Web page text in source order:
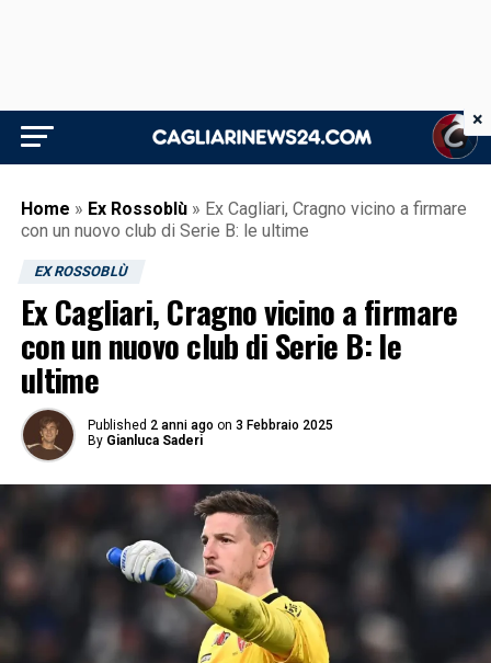
Home » Ex Rossoblù » Ex Cagliari, Cragno vicino a firmare
con un nuovo club di Serie B: le ultime
EX ROSSOBLÙ
Ex Cagliari, Cragno vicino a firmare
con un nuovo club di Serie B: le
ultime
Published 2 anni ago on 3 Febbraio 2025
By Gianluca Saderi
×